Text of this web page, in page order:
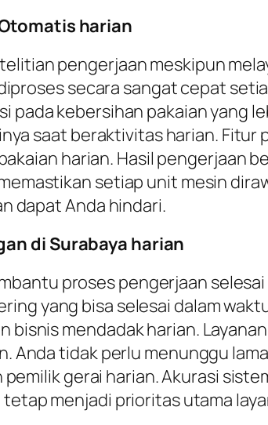
harian
pengerjaan meskipun
secara sangat cepat
pada kebersihan pakaian yang
saat beraktivitas harian.
harian. Hasil pengerjaan
setiap unit mesin
dapat Anda hindari.
di Surabaya harian
proses pengerjaan
yang bisa selesai dalam
mendadak harian.
Anda tidak perlu menunggu
gerai harian. Akurasi
menjadi prioritas utama